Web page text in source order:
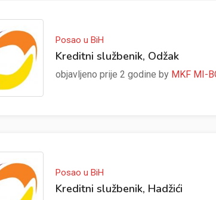
Posao u BiH
Kreditni službenik, Odžak
objavljeno prije 2 godine by MKF MI-
Posao u BiH
Kreditni službenik, Hadžići